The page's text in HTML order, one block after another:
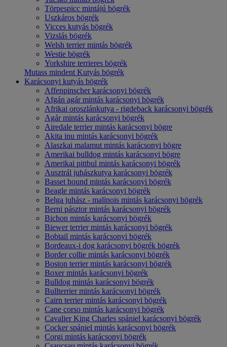
Törpespicc mintájú bögrék
Uszkáros bögrék
Vicces kutyás bögrék
Vizslás bögrék
Welsh terrier mintás bögrék
Westie bögrék
Yorkshire terrieres bögrék
Mutass mindent Kutyás bögrék
Karácsonyi kutyás bögrék
Affenpinscher karácsonyi bögrék
Afgán agár mintás karácsonyi bögrék
Afrikai oroszlánkutya - rigdeback karácsonyi bögrék
Agár mintás karácsonyi bögrék
Airedale terrier mintás karácsonyi bögre
Akita inu mintás karácsonyi bögrék
Alaszkai malamut mintás karácsonyi bögre
Amerikai bulldog mintás karácsonyi bögre
Amerikai pittbul mintás karácsonyi bögrék
Ausztrál juhászkutya karácsonyi bögrék
Basset hound mintás karácsonyi bögrék
Beagle mintás karácsonyi bögrék
Belga juhász - malinois mintás karácsonyi bögrék
Berni pásztor mintás karácsonyi bögrék
Bichon mintás karácsonyi bögrék
Biewer terrier mintás karácsonyi bögrék
Bobtail mintás karácsonyi bögrék
Bordeaux-i dog karácsonyi bögrék bögrék
Border collie mintás karácsonyi bögrék
Boston terrier mintás karácsonyi bögrék
Boxer mintás karácsonyi bögrék
Bulldog mintás karácsonyi bögrék
Bullterrier mintás karácsonyi bögrék
Cairn terrier mintás karácsonyi bögrék
Cane corso mintás karácsonyi bögrék
Cavalier King Charles spániel karácsonyi bögrék
Cocker spániel mintás karácsonyi bögrék
Corgi mintás karácsonyi bögrék